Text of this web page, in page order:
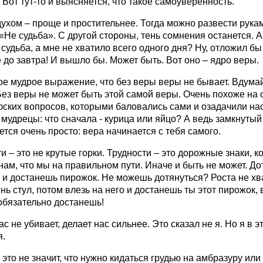
– проще и простительнее. Тогда можно развести
судьба». С другой стороны, тень сомнения останется.
судьба, а мне не хватило всего одного дня? Ну, отложил бы
завтра! И вышло бы. Может быть. Вот оно – ядро веры.
мудрое выражение, что без веры веры не бывает.
веры не может быть этой самой веры. Очень похоже на
вопросов, которыми баловались сами и озадачили
что сначала - курица или яйцо? А ведь замкнутый
очень просто: вера начинается с тебя самого.
– это не крутые горки. Трудности – это дорожные знаки,
что мы на правильном пути. Иначе и быть не может.
и достанешь пирожок. Не можешь дотянуться? Роста не
стул, потом влезь на него и достанешь ты этот пирожок,
достанешь!
не убивает, делает нас сильнее. Это сказал не я. Но я в
не значит, что нужно кидаться грудью на амбразуру или